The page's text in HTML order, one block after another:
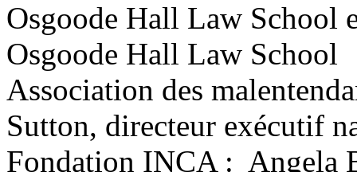
Osgoode Hall Law School
Osgoode Hall Law School
Association des
Sutton, directeur exécutif
Fondation INCA : Angela